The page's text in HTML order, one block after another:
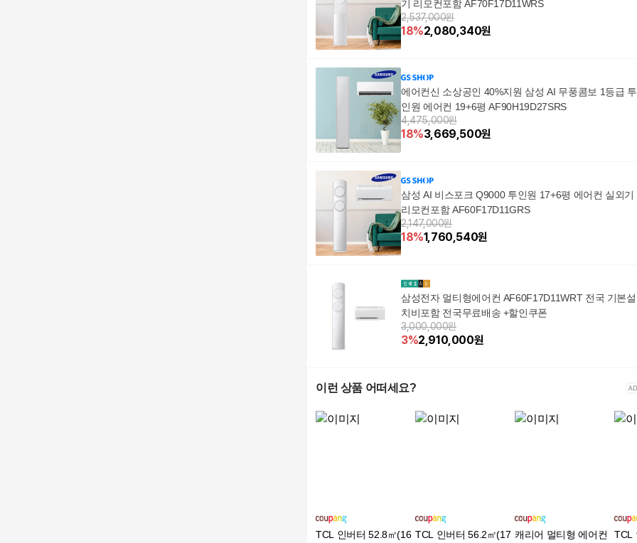
기 리모컨포함 AF70F17D11WRS
2,537,000원
18%2,080,340원
에어컨신 소상공인 40%지원 삼성 AI 무풍콤보 1등급 투
인원 에어컨 19+6평 AF90H19D27SRS
4,475,000원
18%3,669,500원
삼성 AI 비스포크 Q9000 투인원 17+6평 에어컨 실외기
리모컨포함 AF60F17D11GRS
2,147,000원
18%1,760,540원
삼성전자 멀티형에어컨 AF60F17D11WRT 전국 기본설
치비포함 전국무료배송 +할인쿠폰
3,000,000원
3%2,910,000원
이런 상품 어떠세요?
TCL 인버터 52.8㎡(16 TCL 인버터 56.2㎡(17 캐리어 멀티형 에어컨
TCL